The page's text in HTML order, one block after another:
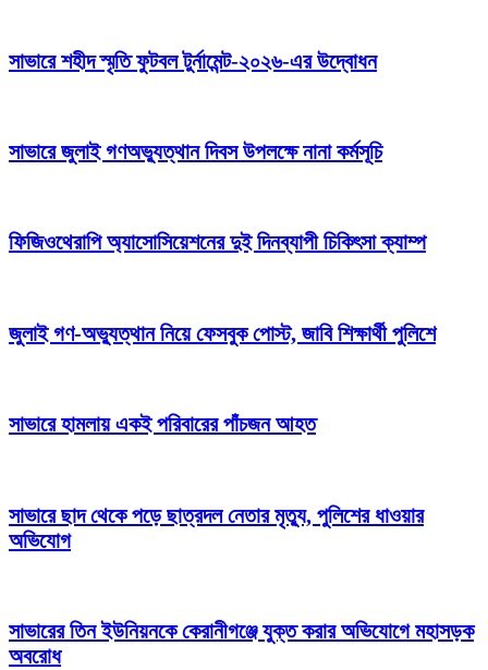
সাভারে শহীদ স্মৃতি ফুটবল টুর্নামেন্ট-২০২৬-এর উদ্বোধন
সাভারে জুলাই গণঅভ্যুত্থান দিবস উপলক্ষে নানা কর্মসূচি
ফিজিওথেরাপি অ্যাসোসিয়েশনের দুই দিনব্যাপী চিকিৎসা ক্যাম্প
জুলাই গণ-অভ্যুত্থান নিয়ে ফেসবুক পোস্ট, জাবি শিক্ষার্থী পুলিশে
সাভারে হামলায় একই পরিবারের পাঁচজন আহত
সাভারে ছাদ থেকে পড়ে ছাত্রদল নেতার মৃত্যু, পুলিশের ধাওয়ার
অভিযোগ
সাভারের তিন ইউনিয়নকে কেরানীগঞ্জে যুক্ত করার অভিযোগে মহাসড়ক
অবরোধ